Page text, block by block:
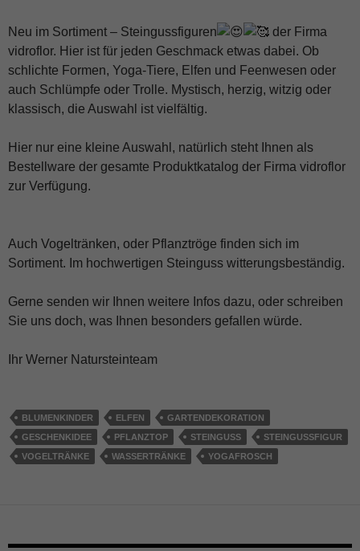
Neu im Sortiment – Steingussfiguren
der Firma
vidroflor. Hier ist für jeden Geschmack etwas dabei. Ob
schlichte Formen, Yoga-Tiere, Elfen und Feenwesen oder
auch Schlümpfe oder Trolle. Mystisch, herzig, witzig oder
klassisch, die Auswahl ist vielfältig.
Hier nur eine kleine Auswahl, natürlich steht Ihnen als
Bestellware der gesamte Produktkatalog der Firma vidroflor
zur Verfügung.
Auch Vogeltränken, oder Pflanztröge finden sich im
Sortiment. Im hochwertigen Steinguss witterungsbeständig.
Gerne senden wir Ihnen weitere Infos dazu, oder schreiben
Sie uns doch, was Ihnen besonders gefallen würde.
Ihr Werner Natursteinteam
BLUMENKINDER ELFEN
GARTENDEKORATION
GESCHENKIDEE
PFLANZTOP STEINGUSS
STEINGUSSFIGUR
VOGELTRÄNKE
WASSERTRÄNKE YOGAFROSCH